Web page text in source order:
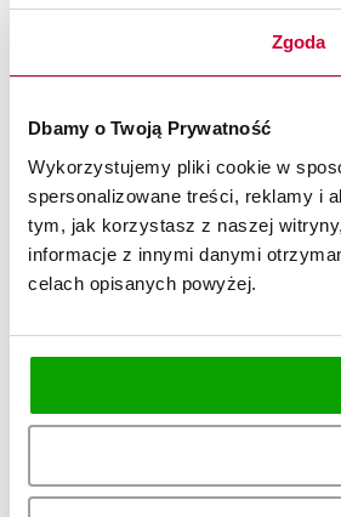
Zgoda
Dbamy o Twoją Prywatność
Wykorzystujemy pliki cookie w
spersonalizowane treści, reklamy i
tym, jak korzystasz z naszej
informacje z innymi danymi
celach opisanych powyżej.